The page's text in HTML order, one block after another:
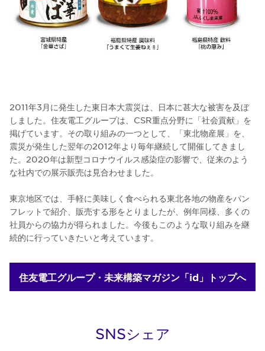
2011年3月に発生した東日本大震災は、日本に甚大な被害を及ぼ
しました。住友電工グループは、CSR重点分野に「社会貢献」を
掲げています。その取り組みの一つとして、「東北物産展」を、
震災が発生した翌年の2012年より毎年継続して開催してきまし
た。2020年は新型コロナウイルス感染症の影響で、従来のよう
な社内での展示販売は見合わせました。
東京地区では、手軽に美味しく食べられる東北各地の物産をパン
フレットで紹介、販売する形をとりましたが、例年同様、多くの
社員からの協力が得られました。今後もこのような取り組みを継
続的に行っていきたいと考えています。
住友電工グループ・未来構築マガジン「id」トップへ
SNSシェア